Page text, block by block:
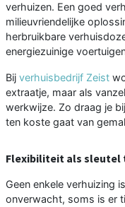
verhuizen. Een goed
milieuvriendelijke
herbruikbare
energiezuinige
Bij verhuisbedrijf Zeist
extraatje, maar als
werkwijze. Zo draag je
ten koste gaat van
Flexibiliteit als sleutel
Geen enkele verhuizing
onverwacht, soms is er